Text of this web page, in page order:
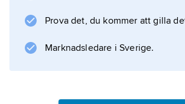
Prova det, du kommer att gilla
Marknadsledare i Sverige.